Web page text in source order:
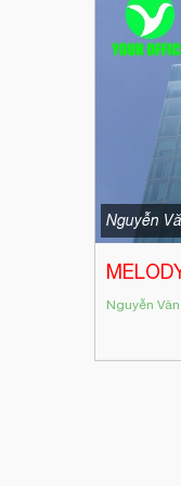
Nguyễn
Nguyễn